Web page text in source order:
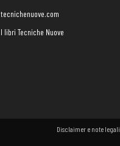
tecnichenuove.com
I libri Tecniche Nuove
Disclaimer e note legali